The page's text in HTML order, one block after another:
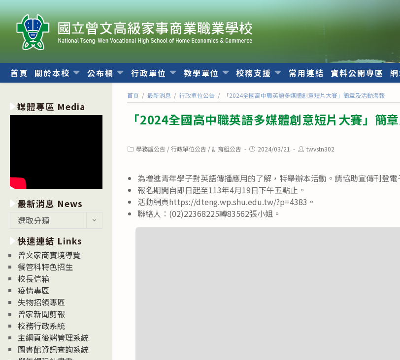
跳
轉
至
內
首頁 關於本校 公布欄 行政單位 教學單位 校務支援 常用連結 資料公開專區
首頁 / 最新消息 / 行政單位公告 / 「2024全國高中職英語多媒體創意短片大賽」簡章及活動海報
「2024全國高中職英語多媒體創意短片大賽」簡
Post學務處公告 / 行政單位公告 / 訓育組公告
Post2024/03/21
Posttwvstn302
為增進青年學子對英語傳播應用的了解，特舉辦本活動。請協助宣傳刊登
報名期間自即日起至113年4月19日下午五點止。
活動網頁https://dteng.wp.shu.edu.tw/?p=4383。
聯絡人：(02)22368225轉83562張小姐。
媒體專區 Media
最新消息 News
消
息
News
選取分類
快速連結 Links
曾文家商實境導覽
餐管科特色招生
校長信箱
疫情專區
失物招領專區
曾家新聞剪報
校務行政系統
主網頁後端管理系統
圖書館資訊查詢系統